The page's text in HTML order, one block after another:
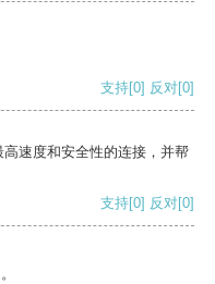
支持[0] 反对[0]
速度和安全性的连接，并帮
支持[0] 反对[0]